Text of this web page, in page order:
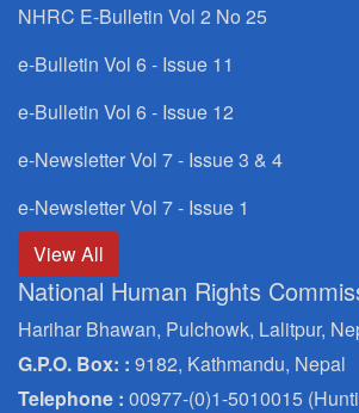
NHRC E-Bulletin Vol 2 No 25
e-Bulletin Vol 6 - Issue 11
e-Bulletin Vol 6 - Issue 12
e-Newsletter Vol 7 - Issue 3 & 4
e-Newsletter Vol 7 - Issue 1
View All
National Human Rights
Harihar Bhawan, Pulchowk, Lalitpur,
G.P.O. Box: : 9182, Kathmandu, Nepal
Telephone : 00977-(0)1-5010015